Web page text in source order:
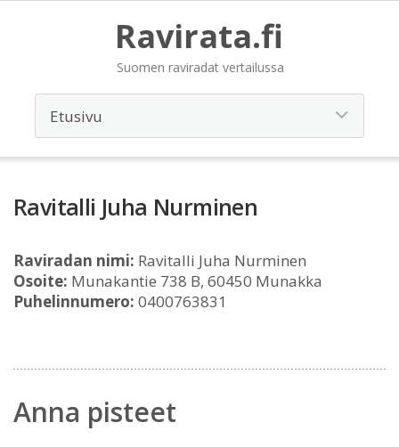
Ravirata.fi
Suomen raviradat vertailussa
Ravitalli Juha Nurminen
Raviradan nimi: Ravitalli Juha Nurminen
Osoite: Munakantie 738 B, 60450 Munakka
Puhelinnumero: 0400763831
Anna pisteet